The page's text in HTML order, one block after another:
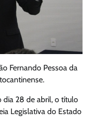
Fernando Pessoa da
dia 28 de abril, o título
Legislativa do Estado